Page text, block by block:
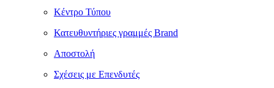
Κέντρο Τύπου
Κατευθυντήριες γραμμές Brand
Αποστολή
Σχέσεις με Επενδυτές